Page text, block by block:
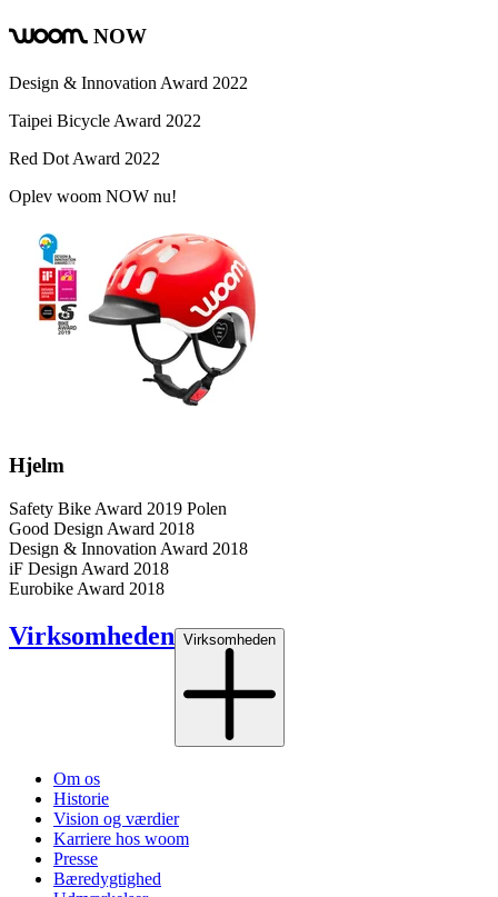
woom NOW
Design & Innovation Award 2022
Taipei Bicycle Award 2022
Red Dot Award 2022
Oplev woom NOW nu!
Hjelm
Safety Bike Award 2019 Polen
Good Design Award 2018
Design & Innovation Award 2018
iF Design Award 2018
Eurobike Award 2018
Virksomheden Virksomheden
Om os
Historie
Vision og værdier
Karriere hos woom
Presse
Bæredygtighed